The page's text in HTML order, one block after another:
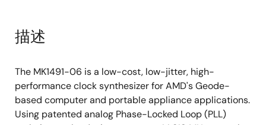
描述
The MK1491-06 is a low-cost, low-jitter, high-
performance clock synthesizer for AMD's Geode-
based computer and portable appliance applications.
Using patented analog Phase-Locked Loop (PLL)